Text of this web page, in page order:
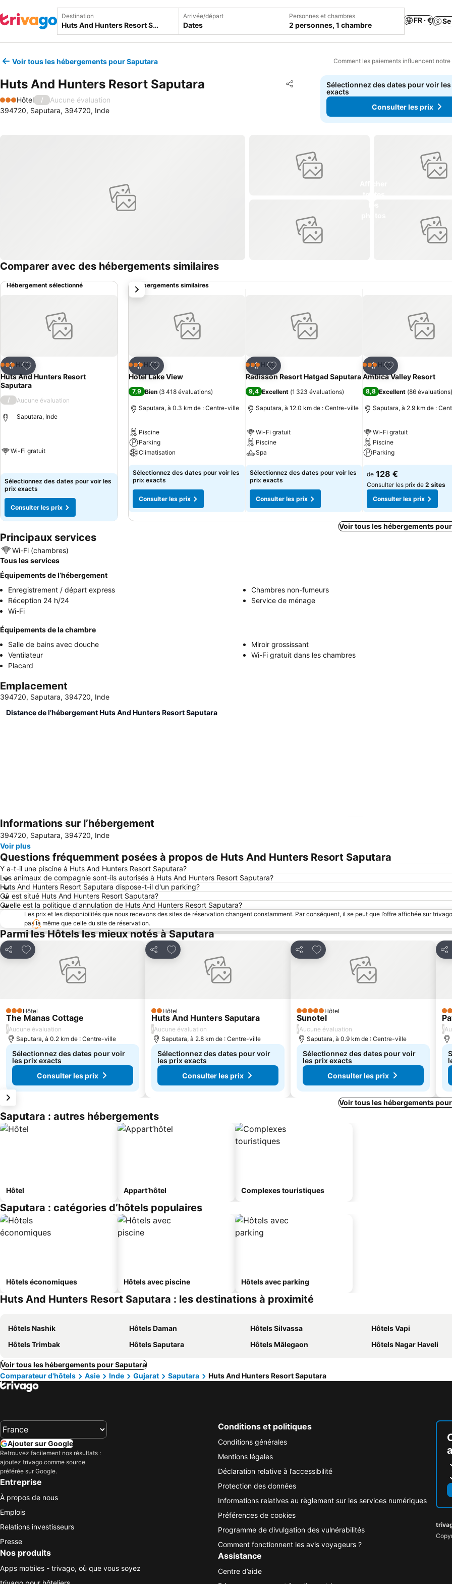
Destination Arrivée/départ
Dates
Personnes et chambres
2 personnes, 1 chambre
FR · €
Voir tous les hébergements pour Saputara Comment les paiements influencent
Huts And Hunters Resort Saputara Partager
Ajouter à mes favoris
3 Étoiles
Hôtel /
Aucune évaluation
394720, Saputara, 394720, Inde
Sélectionnez des dates pour voir
exacts
Consulter les prix
Comparer avec des hébergements similaires
Hébergement sélectionné
Partager
Ajouter à mes favoris
3 ÉtoilesHôtel
Huts And Hunters Resort
Saputara
/ Aucune évaluation
Saputara, Inde
Wi-Fi gratuit
Sélectionnez des dates pour voir les
prix exacts
Consulter les prix
Hébergements similaires
Partager
Ajouter à mes favoris
3 ÉtoilesHôtel
Hotel Lake View
7,9 Bien (3 418 évaluations)
Saputara, à 0.3 km de : Centre-ville
Piscine
Parking
Climatisation
Sélectionnez des dates pour voir les
prix exacts
Consulter les prix
Partager
Ajouter à mes favoris
3 ÉtoilesHôtel
Radisson Resort Hatgad Saputara
9,4 Excellent (1 323 évaluations)
Saputara, à 12.0 km de : Centre-ville
Wi-Fi gratuit
Piscine
Spa
Sélectionnez des dates pour voir les
prix exacts
Consulter les prix
Partager
Ajouter à mes
3 ÉtoilesHôtel
Ambica Valley Resort
8,8 Excellent (86 évaluations)
Saputara, à 2.9 km de :
Wi-Fi gratuit
Piscine
Parking
de 128 €
Consulter les prix de 2 sites
Consulter les prix
suivant
Voir tous les hébergements
Principaux services
Wi-Fi (chambres)
Tous les services
Équipements de l’hébergement
Enregistrement / départ express
Chambres non-fumeurs
Réception 24 h/24
Service de ménage
Wi-Fi
Équipements de la chambre
Salle de bains avec douche
Miroir grossissant
Ventilateur
Wi-Fi gratuit dans les chambres
Placard
Emplacement
394720, Saputara, 394720, Inde
Distance de l’hébergement Huts And Hunters Resort Saputara
Informations sur l’hébergement
394720, Saputara, 394720, Inde
Voir plus
Questions fréquemment posées à propos de Huts And Hunters Resort Saputara
Y a-t-il une piscine à Huts And Hunters Resort Saputara?
Les animaux de compagnie sont-ils autorisés à Huts And Hunters Resort Saputara?
Huts And Hunters Resort Saputara dispose-t-il d'un parking?
Où est situé Huts And Hunters Resort Saputara?
Quelle est la politique d'annulation de Huts And Hunters Resort Saputara?
Les prix et les disponibilités que nous recevons des sites de réservation changent constamment. Par conséquent, il se peut que l’offre affichée sur
pas la même que celle du site de réservation.
Parmi les Hôtels les mieux notés à Saputara
Partager
Ajouter à mes favoris
3 Étoiles
Hôtel
The Manas Cottage
/Aucune évaluation
Saputara, à 0.2 km de : Centre-ville
Sélectionnez des dates pour voir
les prix exacts
Consulter les prix
Partager
Ajouter à mes favoris
2 Étoiles
Hôtel
Huts And Hunters Saputara
/Aucune évaluation
Saputara, à 2.8 km de : Centre-ville
Sélectionnez des dates pour voir
les prix exacts
Consulter les prix
Partager
Ajouter à mes favoris
5 ÉtoilesHôtel
Sunotel
/Aucune évaluation
Saputara, à 0.9 km de : Centre-ville
Sélectionnez des dates pour voir
les prix exacts
Consulter les prix
3
/
Voir tous les hébergements
Saputara : autres hébergements
Hôtel Appart’hôtel Complexes touristiques
Saputara : catégories d’hôtels populaires
Hôtels économiques Hôtels avec piscine Hôtels avec parking
Huts And Hunters Resort Saputara : les destinations à proximité
Hôtels Nashik Hôtels Daman Hôtels Silvassa
Hôtels Vapi
Hôtels Trimbak
Hôtels Saputara Hôtels Mālegaon Hôtels Nagar Haveli
Voir tous les hébergements pour Saputara
Comparateur d'hôtels
Asie Inde Gujarat Saputara Huts And Hunters Resort Saputara
Ajouter sur Google
Retrouvez facilement nos résultats :
ajoutez trivago comme source
préférée sur Google.
Entreprise
À propos de nous
Emplois
Relations investisseurs
Presse
Nos produits
Apps mobiles - trivago, où que vous soyez
Conditions et politiques
Conditions générales
Mentions légales
Déclaration relative à l’accessibilité
Protection des données
Informations relatives au règlement sur les services numériques
Préférences de cookies
Programme de divulgation des vulnérabilités
Comment fonctionnent les avis voyageurs ?
Assistance
Centre d’aide